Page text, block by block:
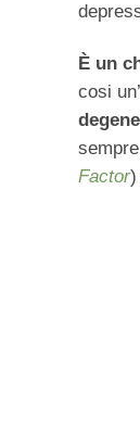
È un
cosi
Factor)